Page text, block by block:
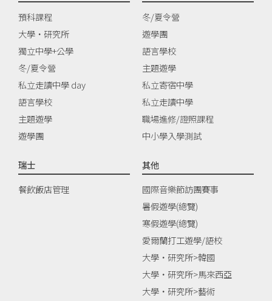
預科課程
大學‧研究所
獨立中學+公學
冬/夏令營
私立走讀中學 day
語言學校
主題遊學
遊學團
冬/夏令營
遊學團
語言學校
主題遊學
私立寄宿中學
私立走讀中學
職場進修/證照課程
中小學入學測試
瑞士
餐飲飯店管理
其他
國際音樂節訪團賽事
暑假遊學(總覽)
寒假遊學(總覽)
愛爾蘭打工遊學/語校
大學‧研究所>韓國
大學‧研究所>馬來西亞
大學‧研究所>藝術